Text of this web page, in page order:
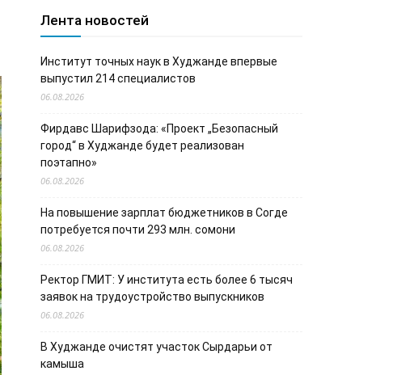
Лента новостей
Институт точных наук в Худжанде впервые
выпустил 214 специалистов
06.08.2026
Фирдавс Шарифзода: «Проект „Безопасный
город“ в Худжанде будет реализован
поэтапно»
06.08.2026
На повышение зарплат бюджетников в Согде
потребуется почти 293 млн. сомони
06.08.2026
Ректор ГМИТ: У института есть более 6 тысяч
заявок на трудоустройство выпускников
06.08.2026
В Худжанде очистят участок Сырдарьи от
камыша